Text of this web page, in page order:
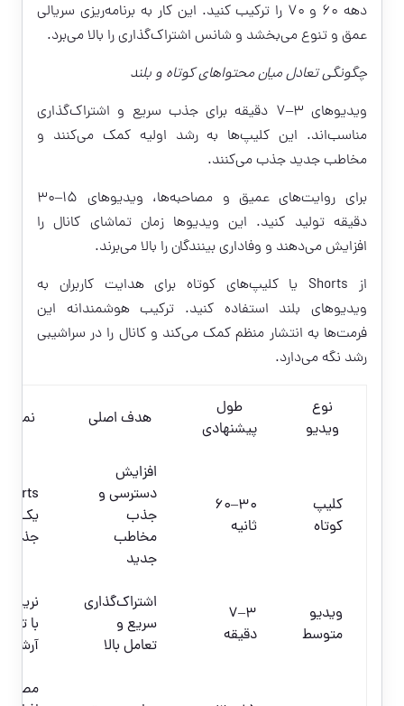
دهه ۶۰ و ۷۰ را ترکیب کنید. این کار به برنامه‌ریزی سریالی
عمق و تنوع می‌بخشد و شانس اشتراک‌گذاری را بالا می‌برد.
چگونگی تعادل میان محتواهای کوتاه و بلند
ویدیوهای ۳–۷ دقیقه برای جذب سریع و اشتراک‌گذاری
مناسب‌اند. این کلیپ‌ها به رشد اولیه کمک می‌کنند و
مخاطب جدید جذب می‌کنند.
برای روایت‌های عمیق و مصاحبه‌ها، ویدیوهای ۱۵–۳۰
دقیقه تولید کنید. این ویدیوها زمان تماشای کانال را
افزایش می‌دهند و وفاداری بینندگان را بالا می‌برند.
از Shorts یا کلیپ‌های کوتاه برای هدایت کاربران به
ویدیوهای بلند استفاده کنید. ترکیب هوشمندانه این
فرمت‌ها به انتشار منظم کمک می‌کند و کانال را در سراشیبی
رشد نگه می‌دارد.
نوع
ویدیو
طول
پیشنهادی
هدف اصلی
کلیپ
کوتاه
30–60
ثانیه
افزایش
دسترسی و
جذب
مخاطب
جدید
یک
جذاب
ویدیو
متوسط
3–7
دقیقه
اشتراک‌گذاری
سریع و
تعامل بالا
نریشن
با